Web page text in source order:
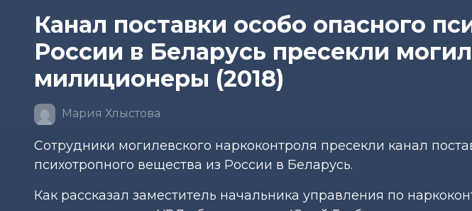
Канал поставки особо опасного
России в Беларусь пресекли
милиционеры (2018)
Мария Хлыстова
Сотрудники могилевского наркоконтроля пресекли канал
психотропного вещества из России в Беларусь.
Как рассказал заместитель начальника управления по